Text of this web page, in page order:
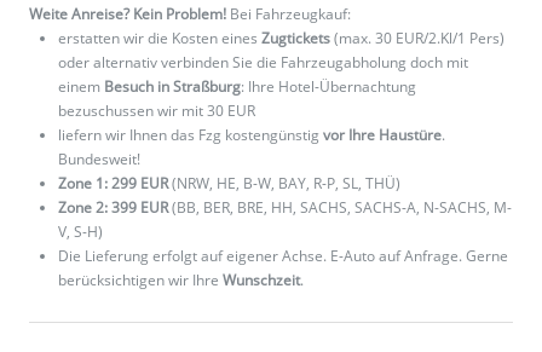
Weite Anreise? Kein Problem! Bei Fahrzeugkauf:
erstatten wir die Kosten eines Zugtickets(max. 30 EUR/2.Kl/1 Pers)
oder alternativ verbinden Sie die Fahrzeugabholung doch mit
einem Besuch in Straßburg: Ihre Hotel-Übernachtung
bezuschussen wir mit 30 EUR
liefern wir Ihnen das Fzg kostengünstig vor Ihre Haustüre.
Bundesweit!
Zone 1: 299 EUR(NRW, HE, B-W, BAY, R-P, SL, THÜ)
Zone 2: 399 EUR(BB, BER, BRE, HH, SACHS, SACHS-A, N-SACHS, M-
V, S-H)
Die Lieferung erfolgt auf eigener Achse. E-Auto auf Anfrage. Gerne
berücksichtigen wir Ihre Wunschzeit.